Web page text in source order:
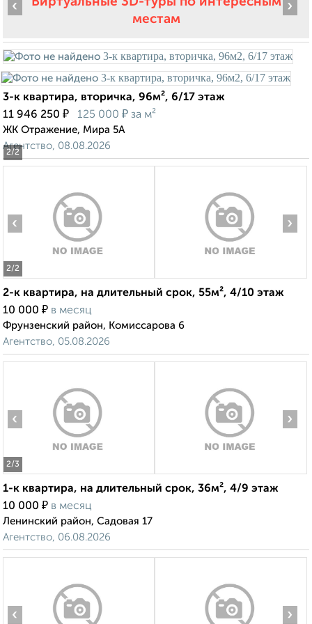
местам
2/2
‹ ›
3-к квартира, вторичка, 96м², 6/17 этаж
11 946 250 ₽ 125 000 ₽ за м²
ЖК Отражение, Мира 5А
Агентство, 08.08.2026
2/2
‹ ›
2-к квартира, на длительный срок, 55м², 4/10 этаж
10 000 ₽ в месяц
Фрунзенский район, Комиссарова 6
Агентство, 05.08.2026
2/3
‹ ›
1-к квартира, на длительный срок, 36м², 4/9 этаж
10 000 ₽ в месяц
Ленинский район, Садовая 17
Агентство, 06.08.2026
‹ ›